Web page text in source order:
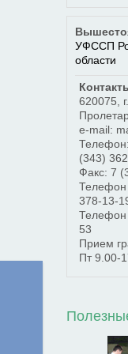
УФССП
области
620075
e-mail:
Телефон:
(343)
Факс: 7
Телефон
378-13-
Телефон
53
Прием
Пт 9.00-